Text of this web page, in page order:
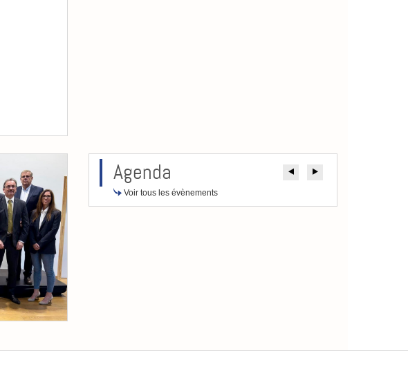
Agenda
Voir tous les évènements
Précédent